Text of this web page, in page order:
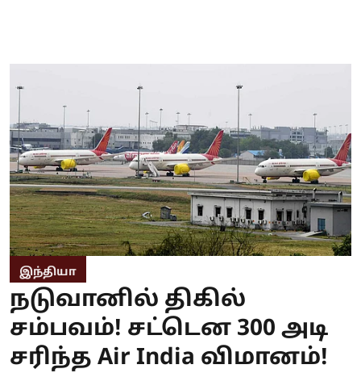
இந்தியா
நடுவானில் திகில்
சம்பவம்! சட்டென 300 அடி
சரிந்த Air India விமானம்!